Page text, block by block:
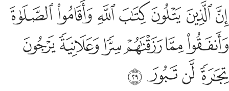
ان الذين يتلون كتاب الله واقاموا الصلاة وانفقوا مما رزقناهم سرا
إِنَّ ٱلَّذِينَ يَتْلُونَ كِتَـٰبَ ٱللَّهِ وَأَقَامُوا۟ ٱلصَّلَوٰةَ وَأَنفَقُوا۟ مِمَّا
ﲹﲺﲻ ﲼﲽﲾﲿ
ﳀﳁﳂﳃﳄﳅ
ﳆ ﳇﳈﳉ